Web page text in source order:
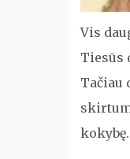
Vis
Tiesūs
Tačiau
kokybę.